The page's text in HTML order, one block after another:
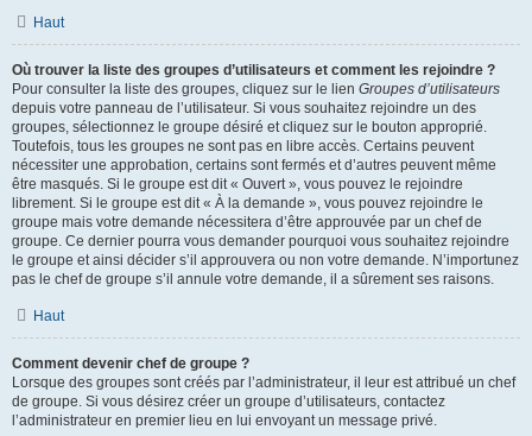
Haut
Où trouver la liste des groupes d’utilisateurs et comment les rejoindre ?
Pour consulter la liste des groupes, cliquez sur le lien Groupes d’utilisateurs
depuis votre panneau de l’utilisateur. Si vous souhaitez rejoindre un des
groupes, sélectionnez le groupe désiré et cliquez sur le bouton approprié.
Toutefois, tous les groupes ne sont pas en libre accès. Certains peuvent
nécessiter une approbation, certains sont fermés et d’autres peuvent même
être masqués. Si le groupe est dit « Ouvert », vous pouvez le rejoindre
librement. Si le groupe est dit « À la demande », vous pouvez rejoindre le
groupe mais votre demande nécessitera d’être approuvée par un chef de
groupe. Ce dernier pourra vous demander pourquoi vous souhaitez rejoindre
le groupe et ainsi décider s’il approuvera ou non votre demande. N’importunez
pas le chef de groupe s’il annule votre demande, il a sûrement ses raisons.
Haut
Comment devenir chef de groupe ?
Lorsque des groupes sont créés par l’administrateur, il leur est attribué un chef
de groupe. Si vous désirez créer un groupe d’utilisateurs, contactez
l’administrateur en premier lieu en lui envoyant un message privé.